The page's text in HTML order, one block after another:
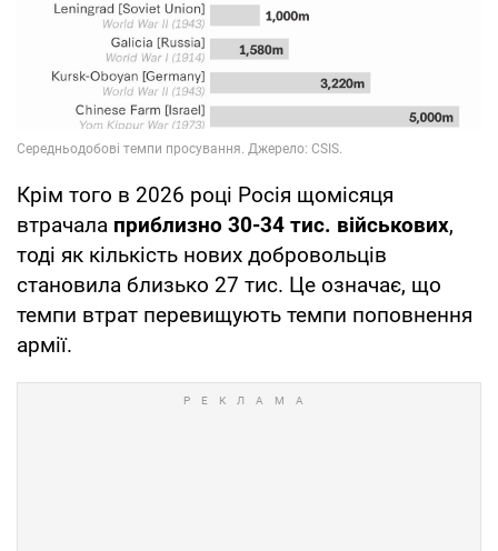
Крім того в 2026 році Росія щомісяця
втрачала приблизно 30-34 тис. військових,
тоді як кількість нових добровольців
становила близько 27 тис. Це означає, що
темпи втрат перевищують темпи поповнення
армії.